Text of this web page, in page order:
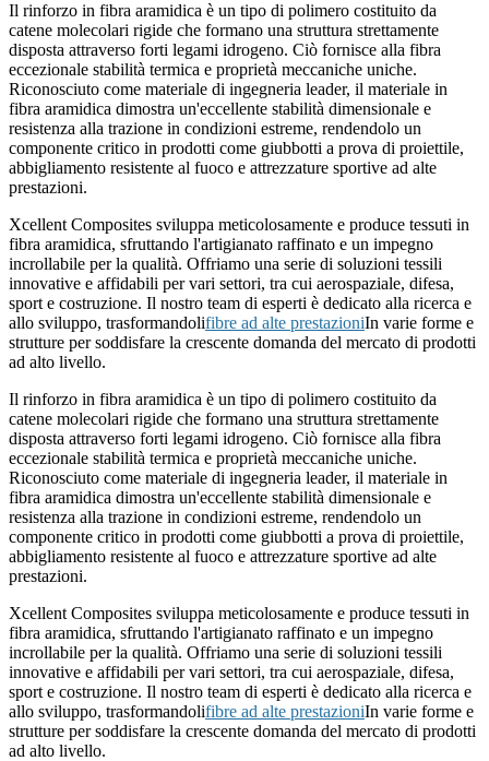
Il rinforzo in fibra aramidica è un tipo di polimero costituito da
catene molecolari rigide che formano una struttura strettamente
disposta attraverso forti legami idrogeno. Ciò fornisce alla fibra
eccezionale stabilità termica e proprietà meccaniche uniche.
Riconosciuto come materiale di ingegneria leader, il materiale in
fibra aramidica dimostra un'eccellente stabilità dimensionale e
resistenza alla trazione in condizioni estreme, rendendolo un
componente critico in prodotti come giubbotti a prova di proiettile,
abbigliamento resistente al fuoco e attrezzature sportive ad alte
prestazioni.
Xcellent Composites sviluppa meticolosamente e produce tessuti in
fibra aramidica, sfruttando l'artigianato raffinato e un impegno
incrollabile per la qualità. Offriamo una serie di soluzioni tessili
innovative e affidabili per vari settori, tra cui aerospaziale, difesa,
sport e costruzione. Il nostro team di esperti è dedicato alla ricerca e
allo sviluppo, trasformandolifibre ad alte prestazioniIn varie forme e
strutture per soddisfare la crescente domanda del mercato di prodotti
ad alto livello.
Il rinforzo in fibra aramidica è un tipo di polimero costituito da
catene molecolari rigide che formano una struttura strettamente
disposta attraverso forti legami idrogeno. Ciò fornisce alla fibra
eccezionale stabilità termica e proprietà meccaniche uniche.
Riconosciuto come materiale di ingegneria leader, il materiale in
fibra aramidica dimostra un'eccellente stabilità dimensionale e
resistenza alla trazione in condizioni estreme, rendendolo un
componente critico in prodotti come giubbotti a prova di proiettile,
abbigliamento resistente al fuoco e attrezzature sportive ad alte
prestazioni.
Xcellent Composites sviluppa meticolosamente e produce tessuti in
fibra aramidica, sfruttando l'artigianato raffinato e un impegno
incrollabile per la qualità. Offriamo una serie di soluzioni tessili
innovative e affidabili per vari settori, tra cui aerospaziale, difesa,
sport e costruzione. Il nostro team di esperti è dedicato alla ricerca e
allo sviluppo, trasformandolifibre ad alte prestazioniIn varie forme e
strutture per soddisfare la crescente domanda del mercato di prodotti
ad alto livello.